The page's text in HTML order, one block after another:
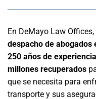
En DeMayo Law
despacho de abogados
250 años de
millones recuperados
que se necesita para
transporte y sus